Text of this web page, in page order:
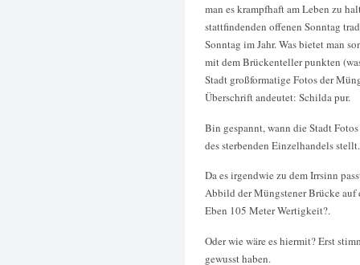
man es krampfhaft am Leben zu
stattfindenden offenen Sonntag
Sonntag im Jahr. Was bietet man
mit dem Brückenteller punkten
Stadt großformatige Fotos der
Überschrift andeutet: Schilda pur.
Bin gespannt, wann die Stadt
des sterbenden Einzelhandels stellt.
Da es irgendwie zu dem Irrsinn
Abbild der Müngstener Brücke auf
Eben 105 Meter Wertigkeit?.
Oder wie wäre es hiermit? Erst
gewusst haben.